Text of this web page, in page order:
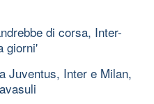
di corsa, Inter-
giorni'
Juventus, Inter e Milan,